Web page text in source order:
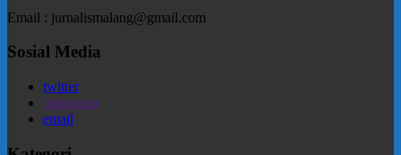
Email : jurnalismalang@gmail.com
Sosial Media
twitter
instagram
email